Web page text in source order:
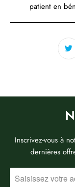
patient en
Inscrivez-vous à
dernières